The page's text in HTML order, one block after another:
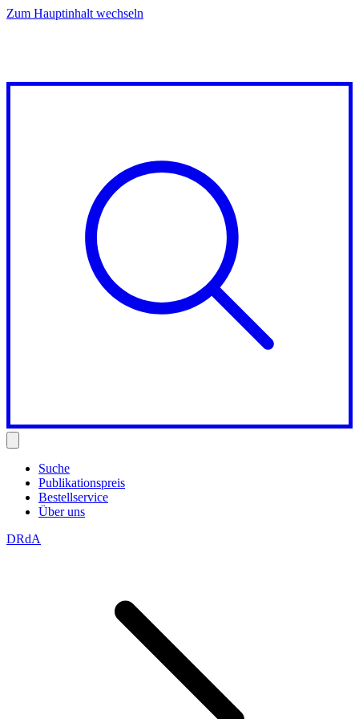
Zum Hauptinhalt wechseln
Suche
Publikationspreis
Bestellservice
Über uns
DRdA